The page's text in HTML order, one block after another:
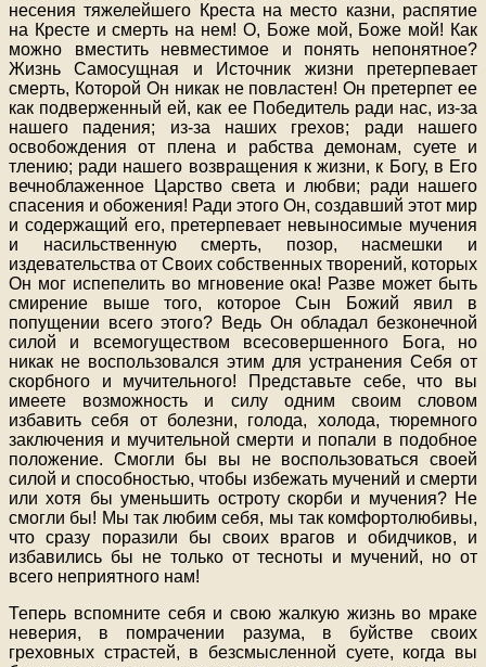
несения тяжелейшего Креста на место казни, распятие
на Кресте и смерть на нем! О, Боже мой, Боже мой! Как
можно вместить невместимое и понять непонятное?
Жизнь Самосущная и Источник жизни претерпевает
смерть, Которой Он никак не повластен! Он претерпет ее
как подверженный ей, как ее Победитель ради нас, из-за
нашего падения; из-за наших грехов; ради нашего
освобождения от плена и рабства демонам, суете и
тлению; ради нашего возвращения к жизни, к Богу, в Его
вечноблаженное Царство света и любви; ради нашего
спасения и обожения! Ради этого Он, создавший этот мир
и содержащий его, претерпевает невыносимые мучения
и насильственную смерть, позор, насмешки и
издевательства от Своих собственных творений, которых
Он мог испепелить во мгновение ока! Разве может быть
смирение выше того, которое Сын Божий явил в
попущении всего этого? Ведь Он обладал безконечной
силой и всемогуществом всесовершенного Бога, но
никак не воспользовался этим для устранения Себя от
скорбного и мучительного! Представьте себе, что вы
имеете возможность и силу одним своим словом
избавить себя от болезни, голода, холода, тюремного
заключения и мучительной смерти и попали в подобное
положение. Смогли бы вы не воспользоваться своей
силой и способностью, чтобы избежать мучений и смерти
или хотя бы уменьшить остроту скорби и мучения? Не
смогли бы! Мы так любим себя, мы так комфортолюбивы,
что сразу поразили бы своих врагов и обидчиков, и
избавились бы не только от тесноты и мучений, но от
всего неприятного нам!
Теперь вспомните себя и свою жалкую жизнь во мраке
неверия, в помрачении разума, в буйстве своих
греховных страстей, в безсмысленной суете, когда вы